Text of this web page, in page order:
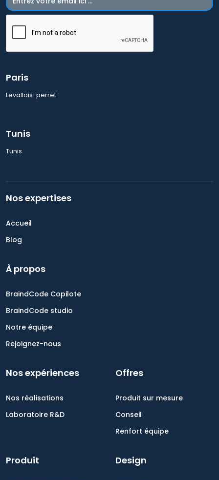
Paris
Levallois-perret
Tunis
Tunis
Nos expertises
Accueil
Blog
À propos
BraindCode Copilote
BraindCode studio
Notre équipe
Rejoignez-nous
Nos expériences
Nos réalisations
Laboratoire R&D
Offres
Produit sur mesure
Conseil
Renfort équipe
Produit Design